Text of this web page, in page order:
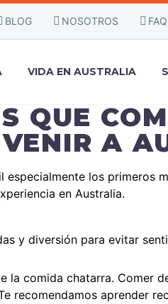
BLOG NOSOTROS
VIDA EN AUSTRALIA
QUE
A
los primeros
en Australia.
y diversión para evitar
la comida chatarra. Comer
recomendamos aprender